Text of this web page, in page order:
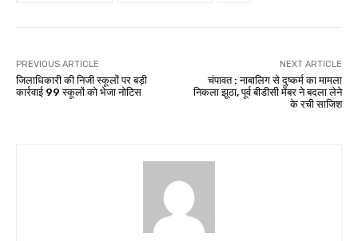
PREVIOUS ARTICLE
जिलाधिकारी की निजी स्कूलों पर बड़ी
कार्रवाई 99 स्कूलों को भेजा नोटिस
NEXT ARTICLE
चंपावत : नाबालिग से दुष्कर्म का मामला
निकला झूठा, पूर्व बीडीसी मेंबर ने बदला लेने
के रची साजिश